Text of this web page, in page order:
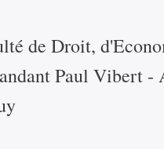
de Droit,
Paul Vibert -